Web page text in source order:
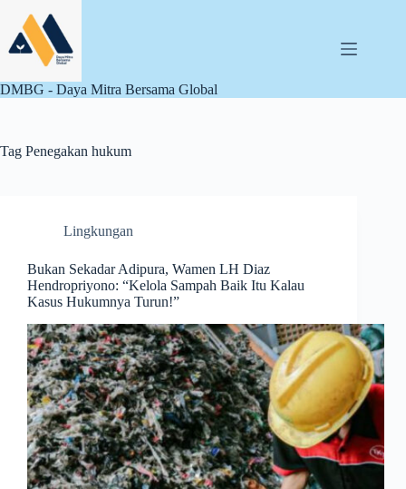
content
DMBG - Daya Mitra Bersama Global
Tag Penegakan hukum
Lingkungan
Bukan Sekadar Adipura, Wamen LH Diaz
Hendropriyono: “Kelola Sampah Baik Itu Kalau
Kasus Hukumnya Turun!”